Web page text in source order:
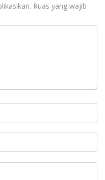
Ruas yang wajib